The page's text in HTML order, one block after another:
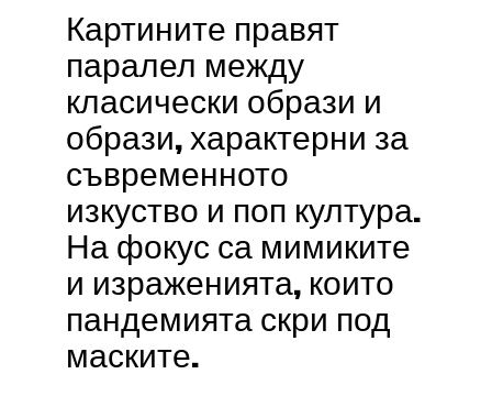
Картините правят
паралел между
класически образи и
образи, характерни за
съвременното
изкуство и поп култура.
На фокус са мимиките
и израженията, които
пандемията скри под
маските.